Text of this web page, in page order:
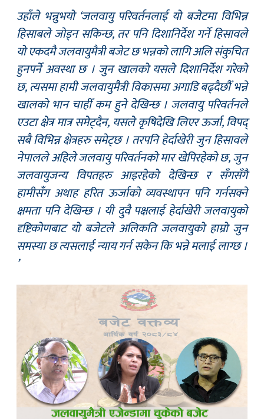
उहाँले भन्नुभयो ‘जलवायु परिवर्तनलाई यो बजेटमा विभिन्न
हिसाबले जोड्न सकिन्छ, तर पनि दिशानिर्देश गर्ने हिसावले
यो एकदमै जलवायुमैत्री बजेट छ भन्नको लागि अलि संकुचित
हुनपर्ने अवस्था छ । जुन खालको यसले दिशानिर्देश गरेको
छ, त्यसमा हामी जलवायुमैत्री विकासमा अगाडि बढ्दैछौँ भन्ने
खालको भान चाहीँ कम हुने देखिन्छ । जलवायु परिवर्तनले
एउटा क्षेत्र मात्र समेट्दैन, यसले कृषिदेखि लिएर ऊर्जा, विपद्
सबै विभिन्न क्षेत्रहरु समेट्छ । तरपनि हेर्दाखेरी जुन हिसावले
नेपालले अहिले जलवायु परिवर्तनको मार खेपिरहेको छ, जुन
जलवायुजन्य विपतहरु आइरहेको देखिन्छ र सँगसँगै
हामीसँग अथाह हरित ऊर्जाको व्यवस्थापन पनि गर्नसक्ने
क्षमता पनि देखिन्छ । यी दुवै पक्षलाई हेर्दाखेरी जलवायुको
दृष्टिकोणबाट यो बजेटले अलिकति जलवायुको हाम्रो जुन
समस्या छ त्यसलाई न्याय गर्न सकेन कि भन्ने मलाई लाग्छ ।
’